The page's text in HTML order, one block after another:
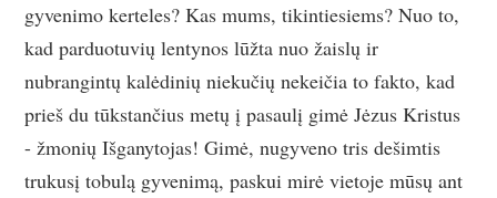
gyvenimo kerteles? Kas mums, tikintiesiems? Nuo to,
kad parduotuvių lentynos lūžta nuo žaislų ir
nubrangintų kalėdinių niekučių nekeičia to fakto, kad
prieš du tūkstančius metų į pasaulį gimė Jėzus Kristus
- žmonių Išganytojas! Gimė, nugyveno tris dešimtis
trukusį tobulą gyvenimą, paskui mirė vietoje mūsų ant